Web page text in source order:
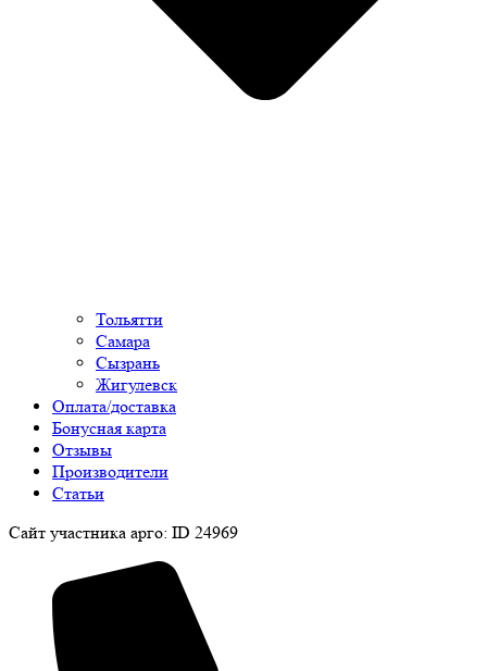
Тольятти
Самара
Сызрань
Жигулевск
Оплата/доставка
Бонусная карта
Отзывы
Производители
Статьи
Сайт участника арго: ID 24969